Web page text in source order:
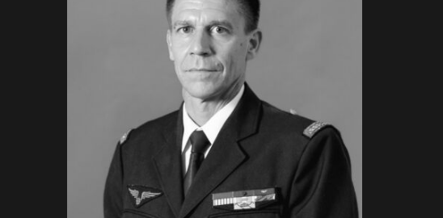
VERGÉ Jordi • Armée de l’Air et
de l’Espace : Intervenant au
2MF (2025)